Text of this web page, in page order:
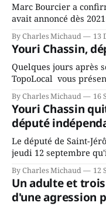
Marc Bourcier a
avait annoncé dès
mandat à titre de
fait l’annonce en
rassemblés en soirée
By Charles Michaud 13
Youri Chassin,
Quelques jours après
TopoLocal vous
Chassin. Nous avons
depuis longtemps?
ans? Joindrait-il un
conservateurs d’Éric
By Charles Michaud 16
Youri Chassin
député
Le député de Saint-
jeudi 12 septembre
Avenir Québec de
gouvernement de la
juge chronique, à
By Charles Michaud 12
Un adulte et
d'une agression